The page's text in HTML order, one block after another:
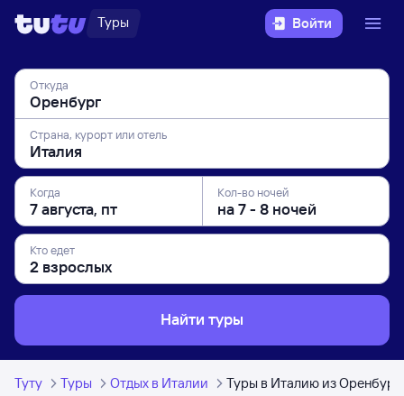
Туры Войти
Откуда
Страна, курорт или отель
Когда Кол-во ночей
Кто едет
Найти туры
Туту Туры Отдых в Италии Туры в Италию из